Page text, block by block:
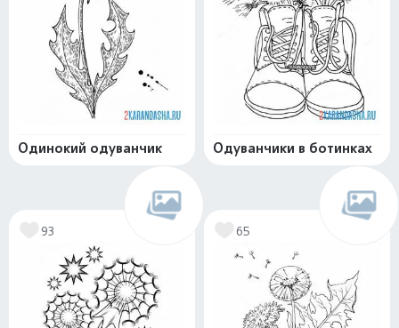
Одинокий одуванчик Одуванчики в ботинках
93 65